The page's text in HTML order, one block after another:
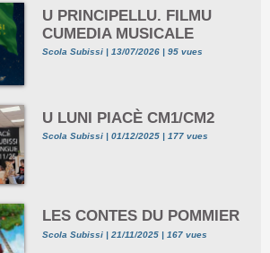
U PRINCIPELLU. FILMU
CUMEDIA MUSICALE
Scola Subissi | 13/07/2026 | 95 vues
U LUNI PIACÈ CM1/CM2
Scola Subissi | 01/12/2025 | 177 vues
LES CONTES DU POMMIER
Scola Subissi | 21/11/2025 | 167 vues